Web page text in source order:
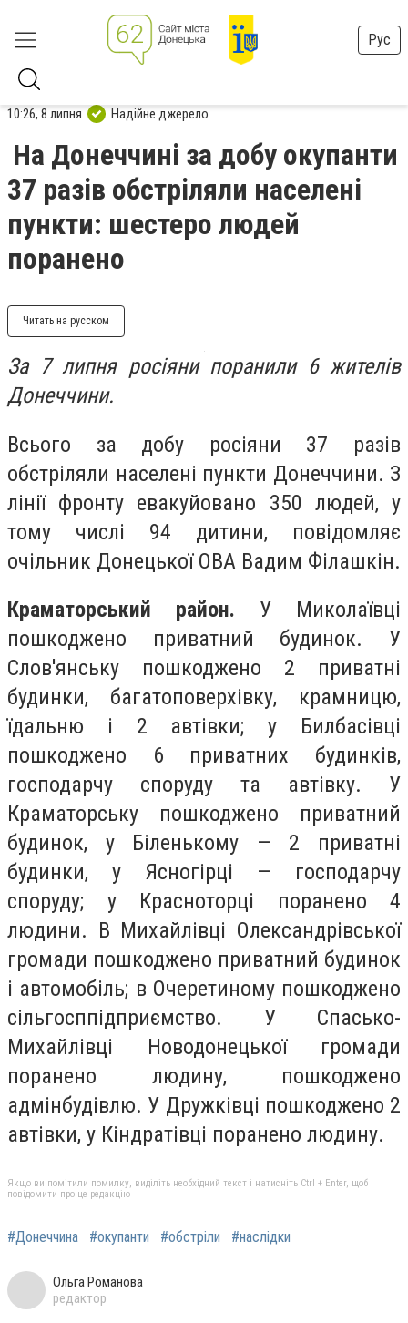
Рус
10:26, 8 липня Надійне джерело
На Донеччині за добу окупанти
37 разів обстріляли населені
пункти: шестеро людей
поранено
Читать на русском
За 7 липня росіяни поранили 6 жителів
Донеччини.
Всього за добу росіяни 37 разів
обстріляли населені пункти Донеччини. З
лінії фронту евакуйовано 350 людей, у
тому числі 94 дитини, повідомляє
очільник Донецької ОВА Вадим Філашкін.
Краматорський район. У Миколаївці
пошкоджено приватний будинок. У
Слов'янську пошкоджено 2 приватні
будинки, багатоповерхівку, крамницю,
їдальню і 2 автівки; у Билбасівці
пошкоджено 6 приватних будинків,
господарчу споруду та автівку. У
Краматорську пошкоджено приватний
будинок, у Біленькому — 2 приватні
будинки, у Ясногірці — господарчу
споруду; у Красноторці поранено 4
людини. В Михайлівці Олександрівської
громади пошкоджено приватний будинок
і автомобіль; в Очеретиному пошкоджено
сільгосппідприємство. У Спасько-
Михайлівці Новодонецької громади
поранено людину, пошкоджено
адмінбудівлю. У Дружківці пошкоджено 2
автівки, у Кіндратівці поранено людину.
Якщо ви помітили помилку, виділіть необхідний текст і натисніть Ctrl + Enter, щоб
повідомити про це редакцію
#Донеччина #окупанти #обстріли #наслідки
Ольга Романова
редактор